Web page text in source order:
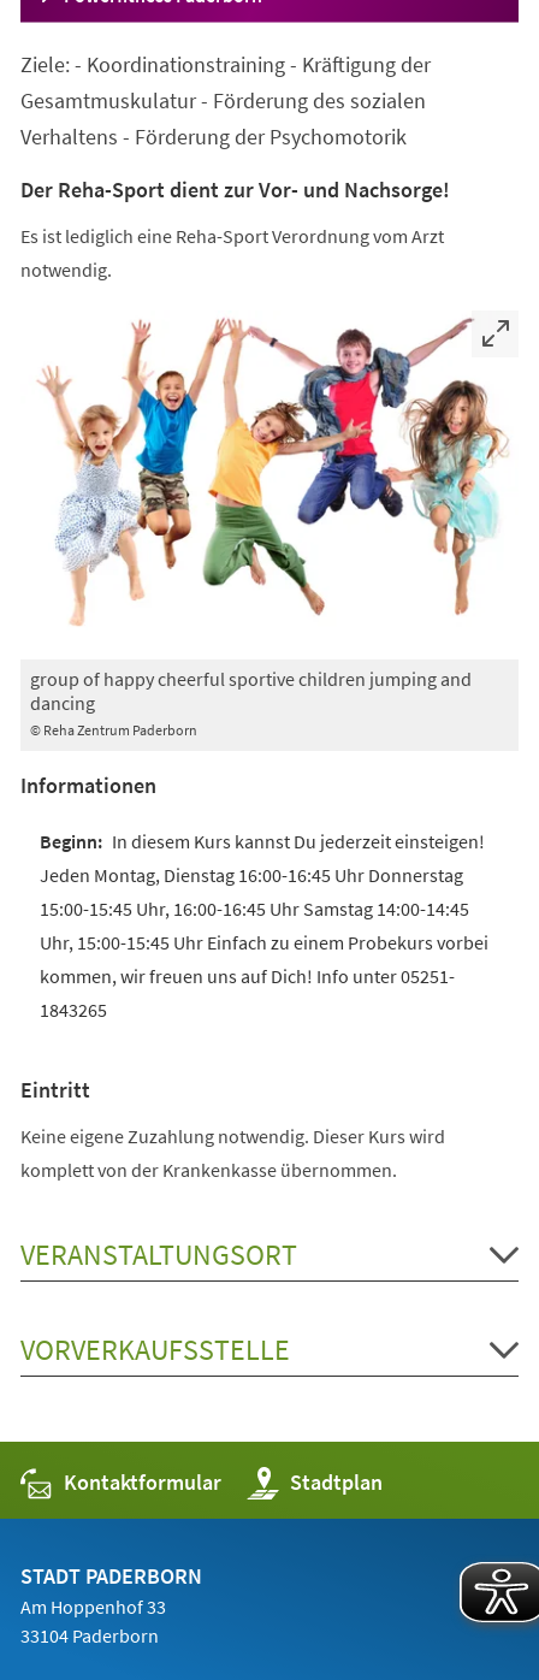
in
neuen
Ziele: - Koordinationstraining - Kräftigung der
Gesamtmuskulatur - Förderung des sozialen
Verhaltens - Förderung der Psychomotorik
Der Reha-Sport dient zur Vor- und Nachsorge!
Es ist lediglich eine Reha-Sport Verordnung vom Arzt
notwendig.
© Reha Zentrum Paderborn
group of happy cheerful sportive children jumping and
dancing
Informationen
In diesem Kurs kannst Du jederzeit einsteigen!
Jeden Montag, Dienstag 16:00-16:45 Uhr Donnerstag
15:00-15:45 Uhr, 16:00-16:45 Uhr Samstag 14:00-14:45
Uhr, 15:00-15:45 Uhr Einfach zu einem Probekurs vorbei
kommen, wir freuen uns auf Dich! Info unter 05251-
1843265
Eintritt
Keine eigene Zuzahlung notwendig. Dieser Kurs wird
komplett von der Krankenkasse übernommen.
VERANSTALTUNGSORT
VORVERKAUFSSTELLE
Kontaktformular Stadtplan
(Öffnet
in
einem
STADT PADERBORN
Am Hoppenhof 33
33104 Paderborn